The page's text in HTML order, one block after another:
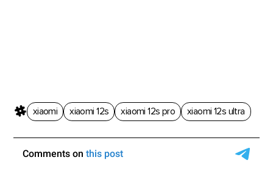
xiaomi xiaomi 12s xiaomi 12s pro xiaomi 12s ultra